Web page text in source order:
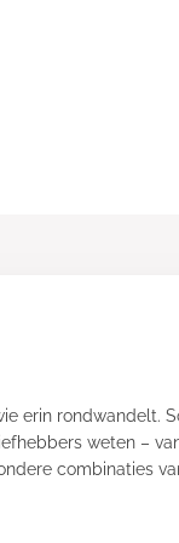
erin
weten –
combinaties